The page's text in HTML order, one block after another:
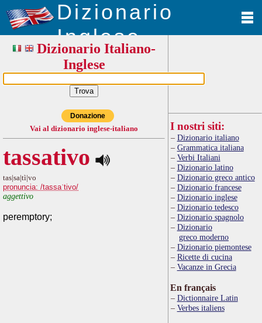
Dizionario
Inglese
Dizionario Italiano-
Inglese
Donazione
Vai al dizionario inglese-italiano
tassativo
tas|sa|tì|vo
pronuncia: /tassaˈtivo/
aggettivo
peremptory;
I nostri siti:
Dizionario italiano
Grammatica italiana
Verbi Italiani
Dizionario latino
Dizionario greco antico
Dizionario francese
Dizionario inglese
Dizionario tedesco
Dizionario spagnolo
Dizionario
greco moderno
Dizionario piemontese
Ricette di cucina
Vacanze in Grecia
En français
Dictionnaire Latin
Verbes italiens